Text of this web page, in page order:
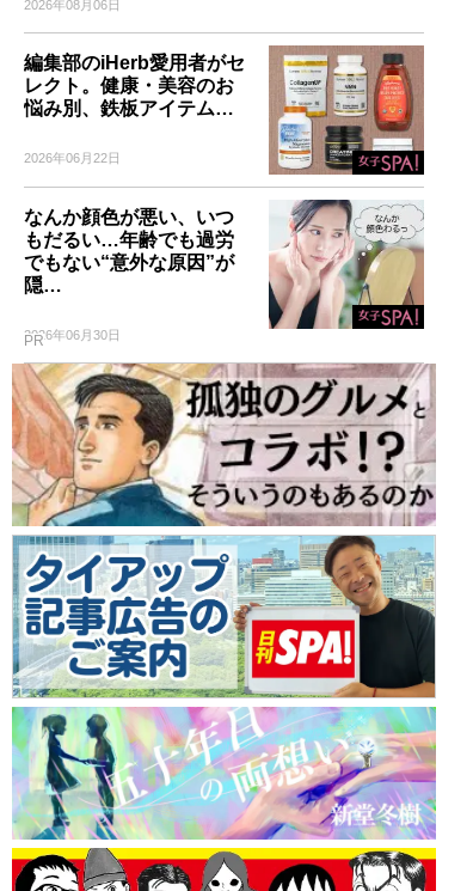
2026年08月06日
編集部のiHerb愛用者がセ
レクト。健康・美容のお
悩み別、鉄板アイテム…
2026年06月22日
なんか顔色が悪い、いつ
もだるい…年齢でも過労
でもない“意外な原因”が
隠…
2026年06月30日
PR